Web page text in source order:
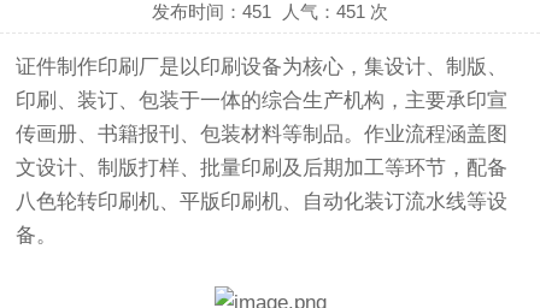
发布时间：451 人气： 451 次
证件制作印刷厂是以印刷设备为核心，集设计、制版、
印刷、装订、包装于一体的综合生产机构，主要承印宣
传画册、书籍报刊、包装材料等制品。作业流程涵盖图
文设计、制版打样、批量印刷及后期加工等环节，配备
八色轮转印刷机、平版印刷机、自动化装订流水线等设
备。